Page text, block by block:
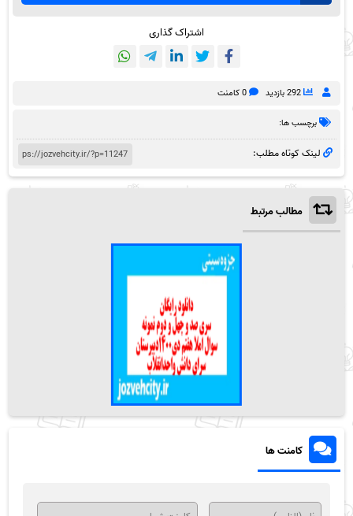
اشتراک گذاری
292 بازدید 0 کامنت
برچسب ها:
لینک کوتاه مطلب:
مطالب مرتبط
کامنت ها